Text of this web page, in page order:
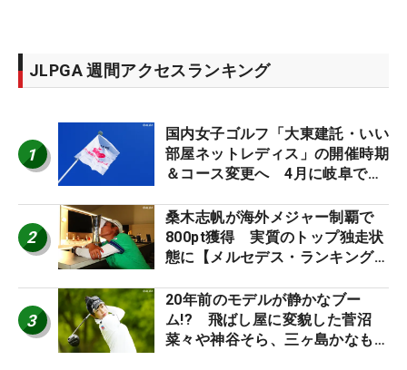
JLPGA 週間アクセスランキング
1
国内女子ゴルフ「大東建託・いい
部屋ネットレディス」の開催時期
＆コース変更へ 4月に岐阜で開
2
桑木志帆が海外メジャー制覇で
800pt獲得 実質のトップ独走状
態に【メルセデス・ランキング番
3
20年前のモデルが静かなブー
ム!? 飛ばし屋に変貌した菅沼
菜々や神谷そら、三ヶ島かなも使